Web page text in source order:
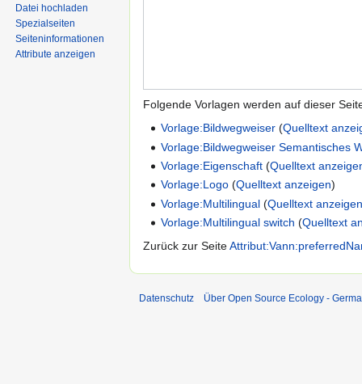
Folgende Vorlagen werden auf dieser
Vorlage:Bildwegweiser (Quelltext
Vorlage:Bildwegweiser Semantisches
Vorlage:Eigenschaft (Quelltext
Vorlage:Logo (Quelltext anzeigen)
Vorlage:Multilingual (Quelltext
Vorlage:Multilingual switch (Quelltext
Zurück zur Seite
Datei hochladen
Spezialseiten
Seiten­informationen
Attribute anzeigen
Datenschutz Über Open Source Ecology -